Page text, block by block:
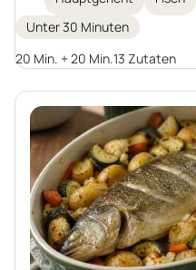
aromatischen
Butter gebacken. Eine
Hauptgericht für die
Unter 30 Minuten
20 Min. + 20 Min.13 Zutaten